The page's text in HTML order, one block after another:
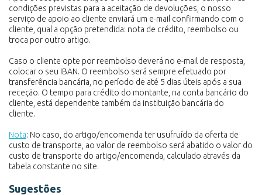
condições previstas para a aceitação de devoluções, o nosso
serviço de apoio ao cliente enviará um e-mail confirmando com o
cliente, qual a opção pretendida: nota de crédito, reembolso ou
troca por outro artigo.
Caso o cliente opte por reembolso deverá no e-mail de resposta,
colocar o seu IBAN. O reembolso será sempre efetuado por
transferência bancária, no período de até 5 dias úteis após a sua
receção. O tempo para crédito do montante, na conta bancário do
cliente, está dependente também da instituição bancária do
cliente.
Nota: No caso, do artigo/encomenda ter usufruído da oferta de
custo de transporte, ao valor de reembolso será abatido o valor do
custo de transporte do artigo/encomenda, calculado através da
tabela constante no site.
Sugestões